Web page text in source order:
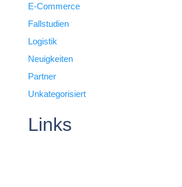
E-Commerce
Fallstudien
Logistik
Neuigkeiten
Partner
Unkategorisiert
Links